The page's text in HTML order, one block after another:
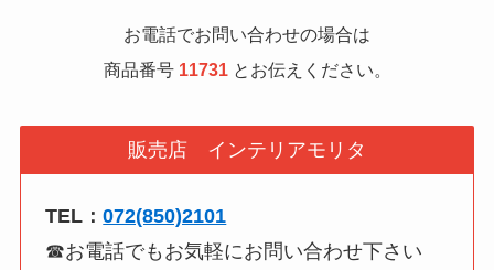
お電話でお問い合わせの場合は
商品番号 11731 とお伝えください。
販売店 インテリアモリタ
TEL：072(850)2101
☎お電話でもお気軽にお問い合わせ下さい